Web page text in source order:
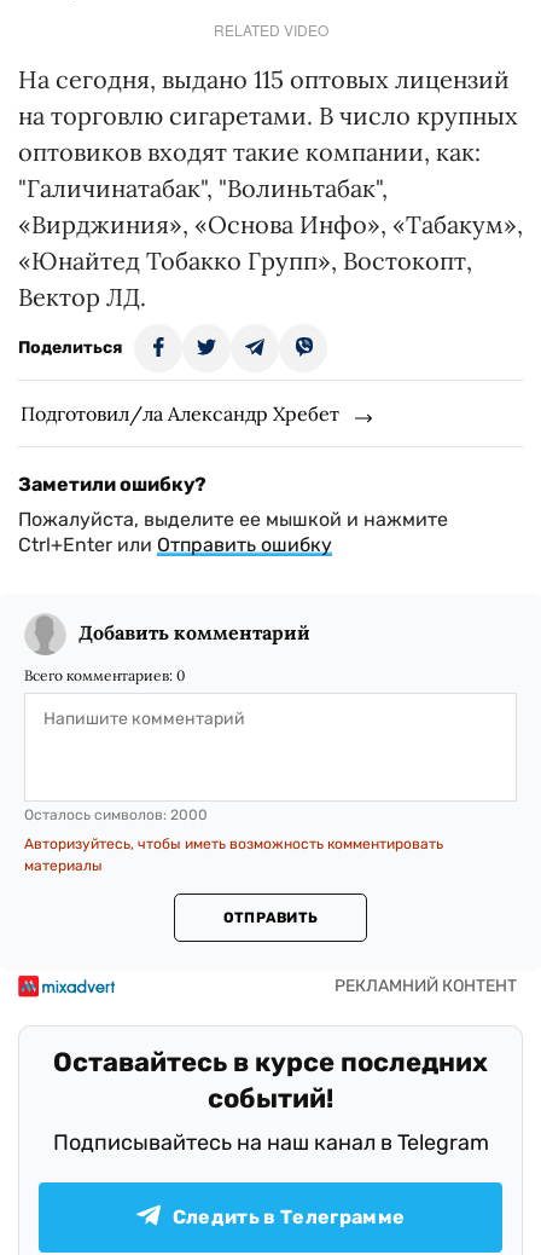
RELATED VIDEO
На сегодня, выдано 115 оптовых лицензий
на торговлю сигаретами. В число крупных
оптовиков входят такие компании, как:
"Галичинатабак", "Волиньтабак",
«Вирджиния», «Основа Инфо», «Табакум»,
«Юнайтед Тобакко Групп», Востокопт,
Вектор ЛД.
Поделиться
Подготовил/ла Александр Хребет
Заметили ошибку?
Пожалуйста, выделите ее мышкой и нажмите
Ctrl+Enter или Отправить ошибку
Добавить комментарий
Всего комментариев: 0
Осталось символов: 2000
Авторизуйтесь, чтобы иметь возможность комментировать
материалы
ОТПРАВИТЬ
Оставайтесь в курсе последних
событий!
Подписывайтесь на наш канал в Telegram
Следить в Телеграмме